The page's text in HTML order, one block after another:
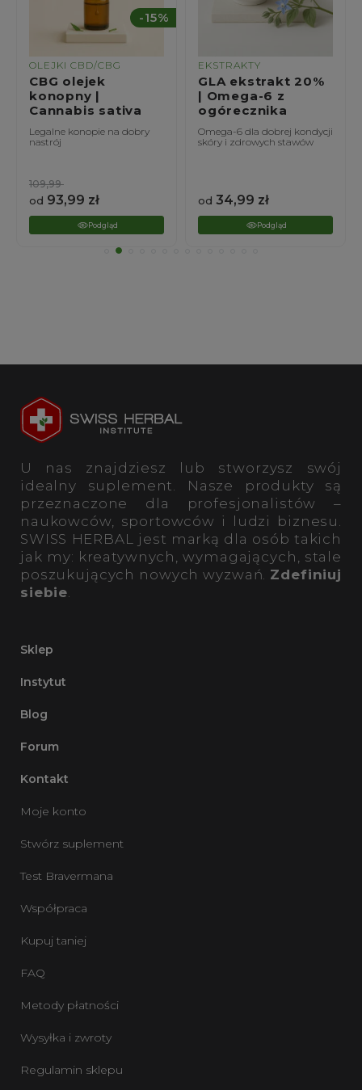
OLEJKI CBD/CBG
CBG olejek
konopny |
Cannabis sativa
Legalne konopie na dobry
nastrój
-15%
od 93,99 zł
109,99
Podgląd
EKSTRAKTY
GLA ekstrakt 20%
| Omega-6 z
ogórecznika
Omega-6 dla dobrej kondycji
skóry i zdrowych stawów
od 34,99 zł
Podgląd
U nas znajdziesz lub stworzysz swój
idealny suplement. Nasze produkty są
przeznaczone dla profesjonalistów –
naukowców, sportowców i ludzi biznesu.
SWISS HERBAL jest marką dla osób takich
jak my: kreatywnych, wymagających, stale
poszukujących nowych wyzwań. Zdefiniuj
siebie.
Sklep
Instytut
Blog
Forum
Kontakt
Moje konto
Stwórz suplement
Test Bravermana
Współpraca
Kupuj taniej
FAQ
Metody płatności
Wysyłka i zwroty
Regulamin sklepu